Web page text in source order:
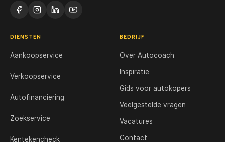
DIENSTEN
Aankoopservice
Verkoopservice
Autofinanciering
Zoekservice
Kentekencheck
BEDRIJF
Over Autocoach
Inspiratie
Gids voor autokopers
Veelgestelde vragen
Vacatures
Contact